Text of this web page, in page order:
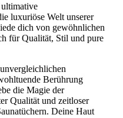
luxuriöse Welt unserer
dich von gewöhnlichen
für Qualität, Stil und pure
Berührung
die Magie der
Qualität und zeitloser
Deine Haut